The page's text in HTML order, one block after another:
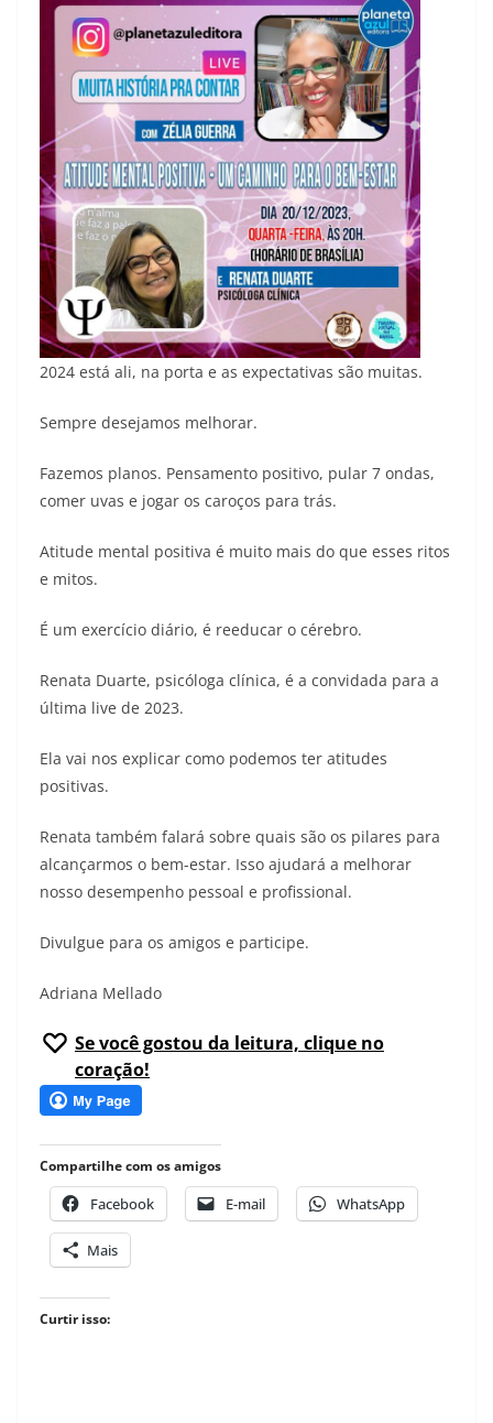
2024 está ali, na porta e as expectativas são muitas.
Sempre desejamos melhorar.
Fazemos planos. Pensamento positivo, pular 7 ondas,
comer uvas e jogar os caroços para trás.
Atitude mental positiva é muito mais do que esses ritos
e mitos.
É um exercício diário, é reeducar o cérebro.
Renata Duarte, psicóloga clínica, é a convidada para a
última live de 2023.
Ela vai nos explicar como podemos ter atitudes
positivas.
Renata também falará sobre quais são os pilares para
alcançarmos o bem-estar. Isso ajudará a melhorar
nosso desempenho pessoal e profissional.
Divulgue para os amigos e participe.
Adriana Mellado
Se você gostou da leitura, clique no
coração!
Compartilhe com os amigos
Facebook E-mail WhatsApp
Mais
Curtir isso: